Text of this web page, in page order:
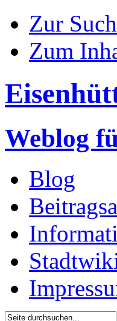
Zur
Zum
Weblog
Blog